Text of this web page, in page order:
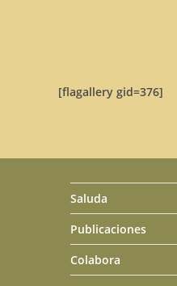
[flagallery gid=376]
Saluda
Publicaciones
Colabora